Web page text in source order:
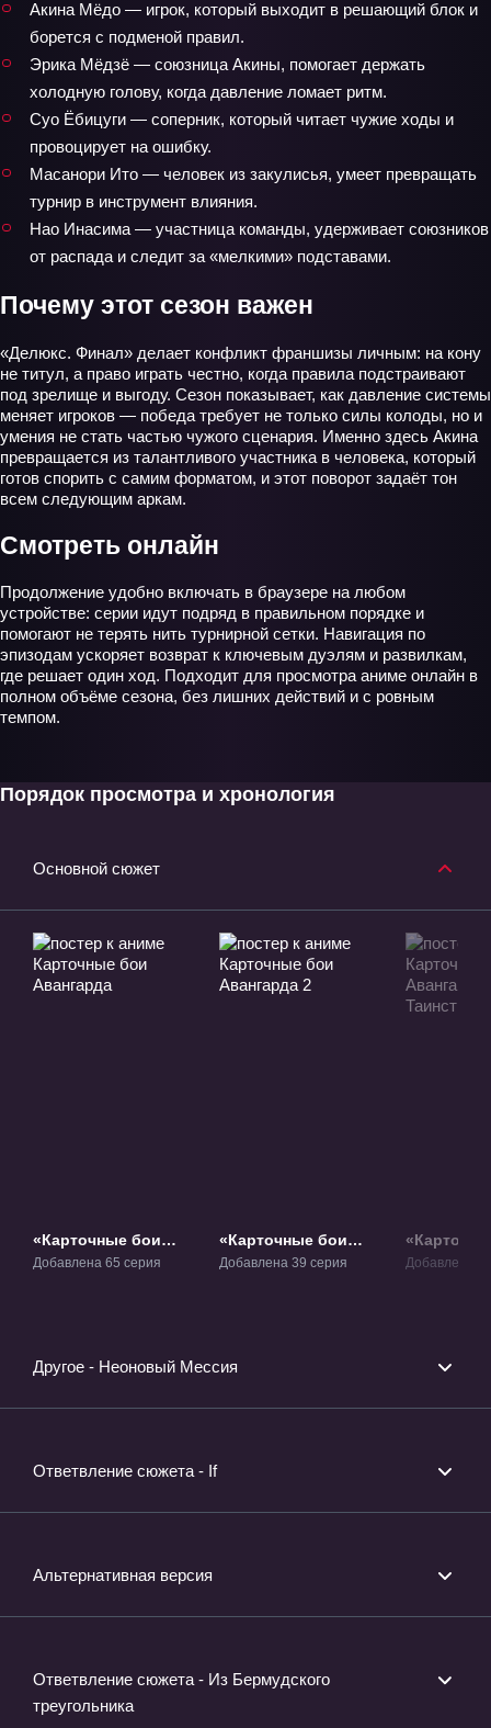
Акина Мёдо — игрок, который выходит в решающий блок и
борется с подменой правил.
Эрика Мёдзё — союзница Акины, помогает держать
холодную голову, когда давление ломает ритм.
Суо Ёбицуги — соперник, который читает чужие ходы и
провоцирует на ошибку.
Масанори Ито — человек из закулисья, умеет превращать
турнир в инструмент влияния.
Нао Инасима — участница команды, удерживает союзников
от распада и следит за «мелкими» подставами.
Почему этот сезон важен
«Делюкс. Финал» делает конфликт франшизы личным: на кону
не титул, а право играть честно, когда правила подстраивают
под зрелище и выгоду. Сезон показывает, как давление системы
меняет игроков — победа требует не только силы колоды, но и
умения не стать частью чужого сценария. Именно здесь Акина
превращается из талантливого участника в человека, который
готов спорить с самим форматом, и этот поворот задаёт тон
всем следующим аркам.
Смотреть онлайн
Продолжение удобно включать в браузере на любом
устройстве: серии идут подряд в правильном порядке и
помогают не терять нить турнирной сетки. Навигация по
эпизодам ускоряет возврат к ключевым дуэлям и развилкам,
где решает один ход. Подходит для просмотра аниме онлайн в
полном объёме сезона, без лишних действий и с ровным
темпом.
Порядок просмотра и хронология
Основной сюжет
«Карточные бои
Авангарда» ТВ-1
Добавлена 65 серия
«Карточные бои
Авангарда 2» ТВ-2
Добавлена 39 серия Добавлена
Другое - Неоновый Мессия
Ответвление сюжета - If
Альтернативная версия
Ответвление сюжета - Из Бермудского
треугольника